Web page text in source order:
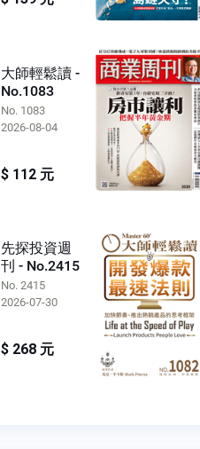
大師輕鬆讀 -
No.1083
No. 1083
2026-08-04
$ 112 元
先探投資週
刊 - No.2415
No. 2415
2026-07-30
$ 268 元